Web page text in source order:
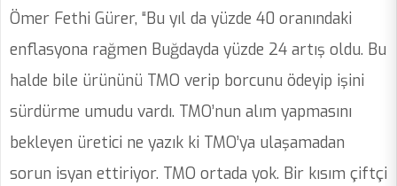
Ömer Fethi Gürer, “Bu yıl da yüzde 40 oranındaki
enflasyona rağmen Buğdayda yüzde 24 artış oldu. Bu
halde bile ürününü TMO verip borcunu ödeyip işini
sürdürme umudu vardı. TMO’nun alım yapmasını
bekleyen üretici ne yazık ki TMO’ya ulaşamadan
sorun isyan ettiriyor. TMO ortada yok. Bir kısım çiftçi